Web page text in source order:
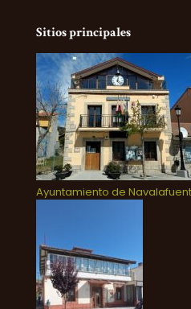
Sitios principales
Ayuntamiento de